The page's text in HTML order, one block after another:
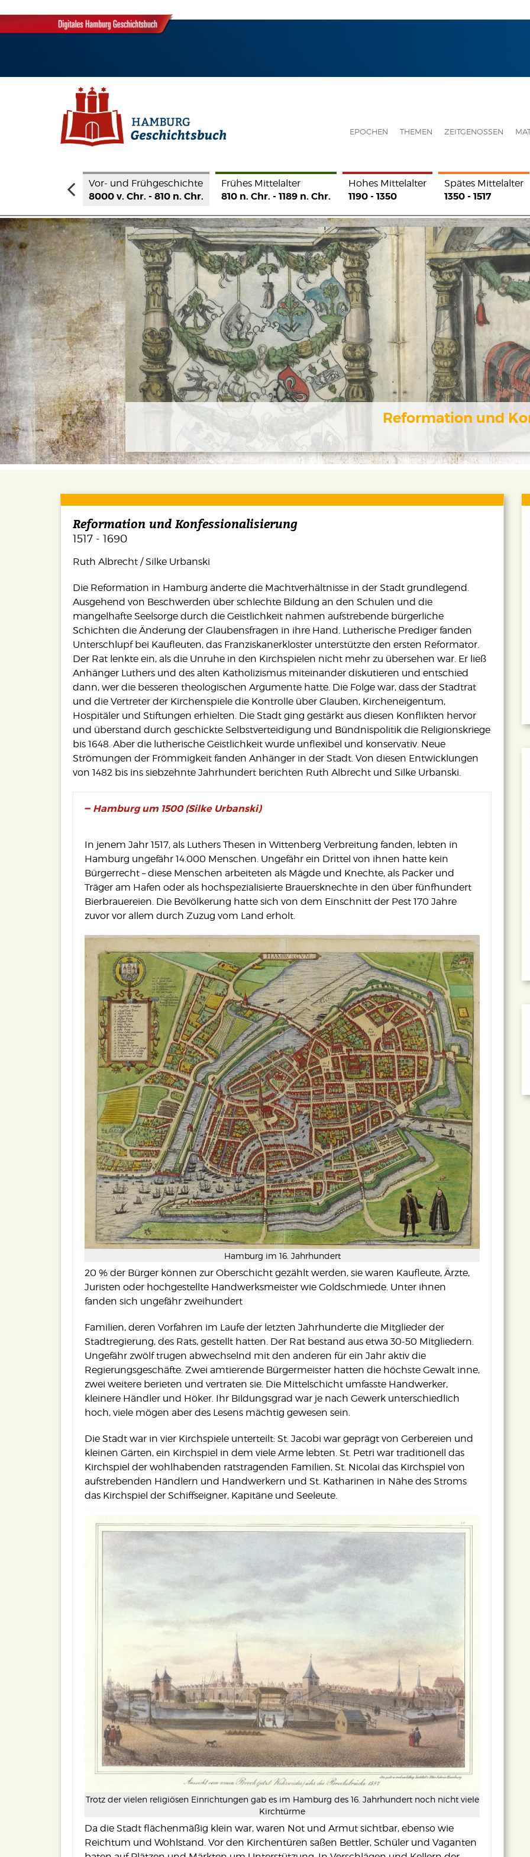
EPOCHEN THEMEN ZEITGENOSSEN
- 810 n. Chr.
Frühes Mittelalter
810 n. Chr. - 1189 n. Chr.
Hohes Mittelalter
1190 - 1350
Spätes Mittelalter
1350 - 1517
Reformation und
1517 - 1690
Reformation und
Reformation und Konfessionalisierung
1517 - 1690
Ruth Albrecht / Silke Urbanski
Die Reformation in Hamburg änderte die Machtverhältnisse in der Stadt grundlegend.
Ausgehend von Beschwerden über schlechte Bildung an den Schulen und die
mangelhafte Seelsorge durch die Geistlichkeit nahmen aufstrebende bürgerliche
Schichten die Änderung der Glaubensfragen in ihre Hand. Lutherische Prediger fanden
Unterschlupf bei Kaufleuten, das Franziskanerkloster unterstützte den ersten Reformator.
Der Rat lenkte ein, als die Unruhe in den Kirchspielen nicht mehr zu übersehen war. Er ließ
Anhänger Luthers und des alten Katholizismus miteinander diskutieren und entschied
dann, wer die besseren theologischen Argumente hatte. Die Folge war, dass der Stadtrat
und die Vertreter der Kirchenspiele die Kontrolle über Glauben, Kircheneigentum,
Hospitäler und Stiftungen erhielten. Die Stadt ging gestärkt aus diesen Konflikten hervor
und überstand durch geschickte Selbstverteidigung und Bündnispolitik die Religionskriege
bis 1648. Aber die lutherische Geistlichkeit wurde unflexibel und konservativ. Neue
Strömungen der Frömmigkeit fanden Anhänger in der Stadt. Von diesen Entwicklungen
von 1482 bis ins siebzehnte Jahrhundert berichten Ruth Albrecht und Silke Urbanski.
Hamburg um 1500 (Silke Urbanski)
In jenem Jahr 1517, als Luthers Thesen in Wittenberg Verbreitung fanden, lebten in
Hamburg ungefähr 14.000 Menschen. Ungefähr ein Drittel von ihnen hatte kein
Bürgerrecht – diese Menschen arbeiteten als Mägde und Knechte, als Packer und
Träger am Hafen oder als hochspezialisierte Brauersknechte in den über fünfhundert
Bierbrauereien. Die Bevölkerung hatte sich von dem Einschnitt der Pest 170 Jahre
zuvor vor allem durch Zuzug vom Land erholt.
Hamburg im 16. Jahrhundert
20 % der Bürger können zur Oberschicht gezählt werden, sie waren Kaufleute, Ärzte,
Juristen oder hochgestellte Handwerksmeister wie Goldschmiede. Unter ihnen
fanden sich ungefähr zweihundert
Familien, deren Vorfahren im Laufe der letzten Jahrhunderte die Mitglieder der
Stadtregierung, des Rats, gestellt hatten. Der Rat bestand aus etwa 30-50 Mitgliedern.
Ungefähr zwölf trugen abwechselnd mit den anderen für ein Jahr aktiv die
Regierungsgeschäfte. Zwei amtierende Bürgermeister hatten die höchste Gewalt inne,
zwei weitere berieten und vertraten sie. Die Mittelschicht umfasste Handwerker,
kleinere Händler und Höker. Ihr Bildungsgrad war je nach Gewerk unterschiedlich
hoch, viele mögen aber des Lesens mächtig gewesen sein.
Die Stadt war in vier Kirchspiele unterteilt: St. Jacobi war geprägt von Gerbereien und
kleinen Gärten, ein Kirchspiel in dem viele Arme lebten. St. Petri war traditionell das
Kirchspiel der wohlhabenden ratstragenden Familien, St. Nicolai das Kirchspiel von
aufstrebenden Händlern und Handwerkern und St. Katharinen in Nähe des Stroms
das Kirchspiel der Schiffseigner, Kapitäne und Seeleute.
Trotz der vielen religiösen Einrichtungen gab es im Hamburg des 16. Jahrhundert noch nicht viele
Kirchtürme
Da die Stadt flächenmäßig klein war, waren Not und Armut sichtbar, ebenso wie
Reichtum und Wohlstand. Vor den Kirchentüren saßen Bettler, Schüler und Vaganten